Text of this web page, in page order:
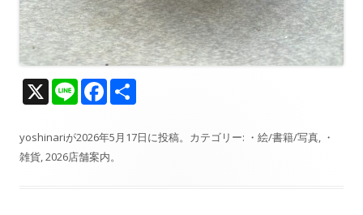
X Li
e
F
e
b
yoshinariが2026年5月17日に投稿。カテゴリー: ・絵/書籍/写真, ・
雑貨,2026店舗案内。